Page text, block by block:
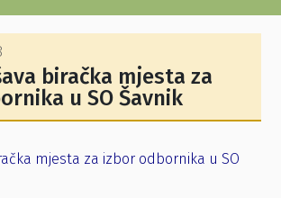
biračka mjesta za
u SO Šavnik
mjesta za izbor odbornika u SO